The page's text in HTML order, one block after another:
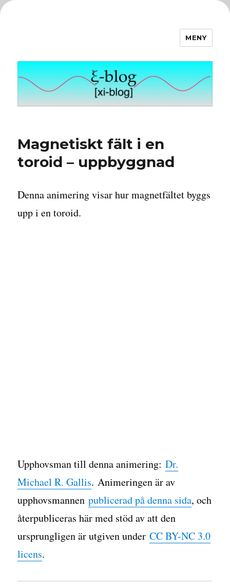
MENY
Magnetiskt fält i en
toroid – uppbyggnad
Denna animering visar hur magnetfältet byggs
upp i en toroid.
Upphovsman till denna animering:Dr.
Michael R. Gallis. Animeringen är av
upphovsmannenpublicerad på denna sida, och
återpubliceras här med stöd av att den
ursprungligen är utgiven underCC BY-NC 3.0
licens.